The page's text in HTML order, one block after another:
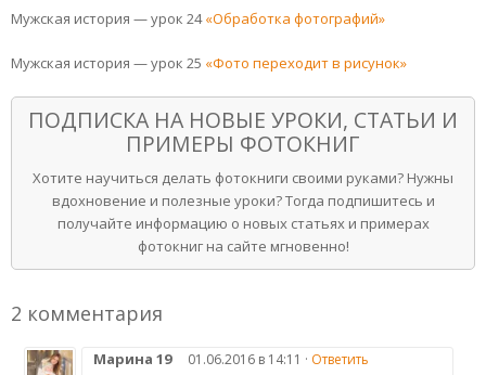
Мужская история — урок 24«Обработка фотографий»
Мужская история — урок 25 «Фото переходит в рисунок»
ПОДПИСКА НА НОВЫЕ УРОКИ, СТАТЬИ И
ПРИМЕРЫ ФОТОКНИГ
Хотите научиться делать фотокниги своими руками? Нужны
вдохновение и полезные уроки? Тогда подпишитесь и
получайте информацию о новых статьях и примерах
фотокниг на сайте мгновенно!
2 комментария
Марина 19 01.06.2016 в 14:11 · Ответить